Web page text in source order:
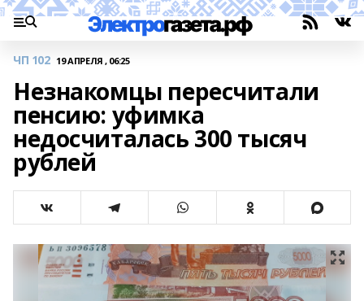
ЧП 102 19 АПРЕЛЯ , 06:25
Незнакомцы пересчитали
пенсию: уфимка
недосчиталась 300 тысяч
рублей